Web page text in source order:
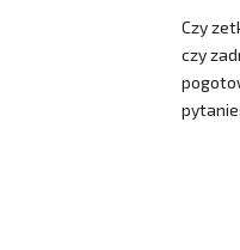
Czy
czy
pytanie: